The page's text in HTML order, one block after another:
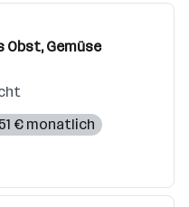
Obst, Gemüse
€ monatlich